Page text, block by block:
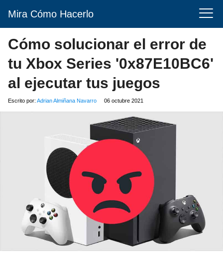
Mira Cómo Hacerlo
Cómo solucionar el error de
tu Xbox Series '0x87E10BC6'
al ejecutar tus juegos
Escrito por: Adrian Almiñana Navarro 06 octubre 2021